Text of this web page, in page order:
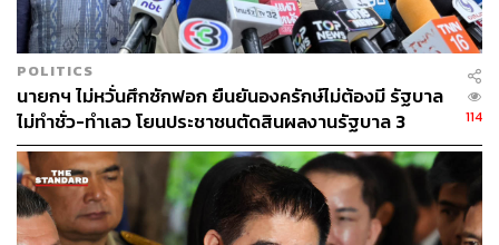
POLITICS
นายกฯ ไม่หวั่นศึกซักฟอก ยืนยันองครักษ์ไม่ต้องมี รัฐบาล
ไม่ทำชั่ว-ทำเลว โยนประชาชนตัดสินผลงานรัฐบาล 3
เดือน
114